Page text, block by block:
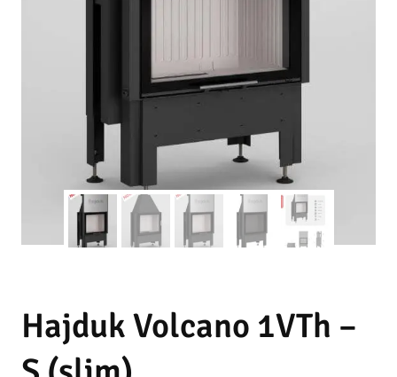
Hajduk Volcano 1VTh –